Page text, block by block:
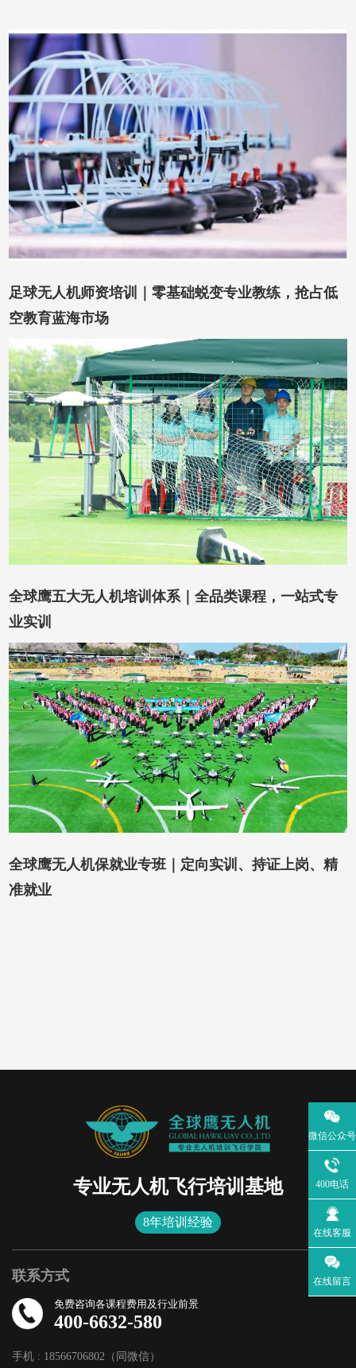
在线咨询 在线留言
足球无人机师资培训｜零基础蜕变专业教练，抢占低
空教育蓝海市场
全球鹰五大无人机培训体系｜全品类课程，一站式专
业实训
全球鹰无人机保就业专班｜定向实训、持证上岗、精
准就业
专业无人机飞行培训基地
8年培训经验
联系方式
免费咨询各课程费用及行业前景
400-6632-580
手机 : 18566706802（同微信）
微信公众号
400电话
在线客服
在线留言